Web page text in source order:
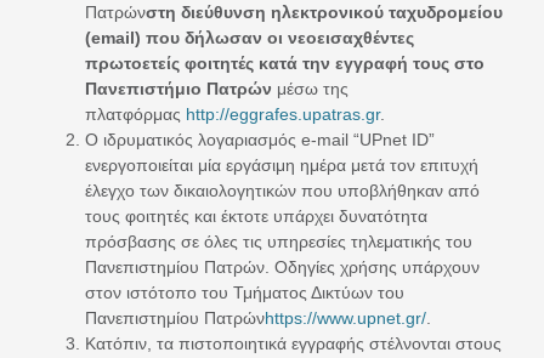
Πατρώνστη διεύθυνση ηλεκτρονικού ταχυδρομείου
(email) που δήλωσαν οι νεοεισαχθέντες
πρωτοετείς φοιτητές κατά την εγγραφή τους στο
Πανεπιστήμιο Πατρών μέσω της
πλατφόρμας http://eggrafes.upatras.gr.
Ο ιδρυματικός λογαριασμός e-mail “UPnet ID”
ενεργοποιείται μία εργάσιμη ημέρα μετά τον επιτυχή
έλεγχο των δικαιολογητικών που υποβλήθηκαν από
τους φοιτητές και έκτοτε υπάρχει δυνατότητα
πρόσβασης σε όλες τις υπηρεσίες τηλεματικής του
Πανεπιστημίου Πατρών. Οδηγίες χρήσης υπάρχουν
στον ιστότοπο του Τμήματος Δικτύων του
Πανεπιστημίου Πατρώνhttps://www.upnet.gr/
Κατόπιν, τα πιστοποιητικά εγγραφής στέλνονται στους